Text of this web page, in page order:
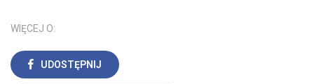
WIĘCEJ O:
UDOSTĘPNIJ